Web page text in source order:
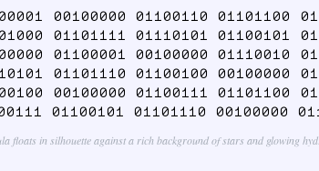
00100000 01100110 01101100
01101111 01110101 01100101
01100001 00100000 01110010
01101110 01100100 00100000
00100000 01100111 01101100
01100101 01101110 00100000
floats in silhouette against a rich background of stars and glowing